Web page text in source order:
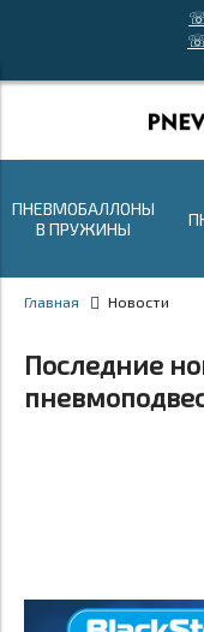
☏
☏
ПНЕВМОБАЛЛОНЫ
В ПРУЖИНЫ
Главная Новости
Последние